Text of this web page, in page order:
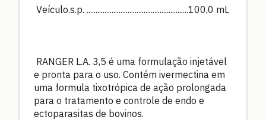
Veículo.s.p. .........................................................100,0 mL
RANGER L.A. 3,5 é uma formulação injetável
e pronta para o uso. Contém ivermectina em
uma formula tixotrópica de ação prolongada
para o tratamento e controle de endo e
ectoparasitas de bovinos.